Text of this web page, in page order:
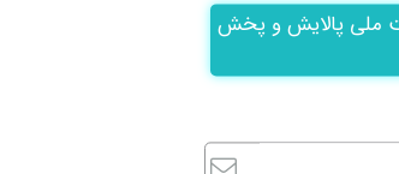
ملی پالایش و پخش